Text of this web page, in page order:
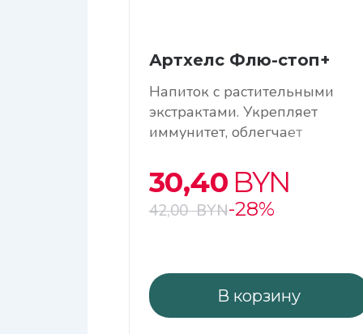
Артхелс Флю-стоп+
Напиток с растительными
экстрактами. Укрепляет
иммунитет, облегчает
токсины
30,40BYN
42,00BYN-28%
В корзину